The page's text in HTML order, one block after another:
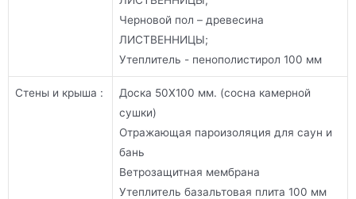
Черновой пол – древесина
ЛИСТВЕННИЦЫ;
Утеплитель - пенополистирол 100 мм
Стены и крыша :
Доска 50Х100 мм. (сосна камерной
сушки)
Отражающая пароизоляция для саун и
бань
Ветрозащитная мембрана
Утеплитель базальтовая плита 100 мм